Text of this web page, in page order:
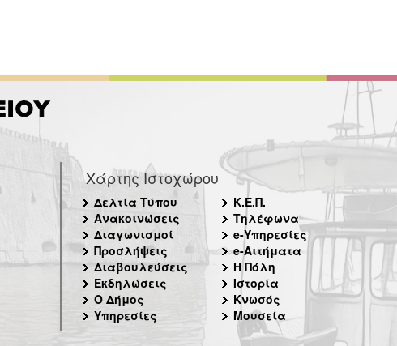
Χάρτης Ιστοχώρου
Δελτία Τύπου
Ανακοινώσεις
Διαγωνισμοί
Προσλήψεις
Διαβουλεύσεις
Εκδηλώσεις
Ο Δήμος
Υπηρεσίες
Κ.Ε.Π.
Τηλέφωνα
e-Υπηρεσίες
e-Αιτήματα
Η Πόλη
Ιστορία
Κνωσός
Μουσεία